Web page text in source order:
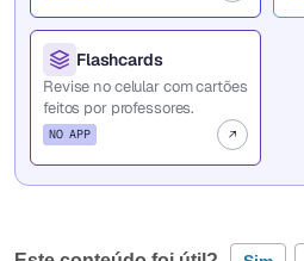
Flashcards
Revise no celular com cartões
feitos por professores.
NO APP